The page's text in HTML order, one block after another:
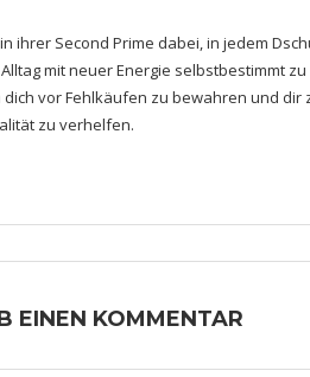
ihrer Second Prime dabei, in jedem
mit neuer Energie selbstbestimmt
vor Fehlkäufen zu bewahren und
zu verhelfen.
EINEN KOMMENTAR